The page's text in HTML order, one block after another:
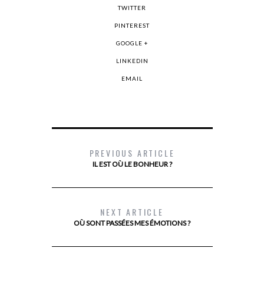
TWITTER
PINTEREST
GOOGLE +
LINKEDIN
EMAIL
PREVIOUS ARTICLE
IL EST OÙ LE BONHEUR ?
NEXT ARTICLE
OÙ SONT PASSÉES MES ÉMOTIONS ?